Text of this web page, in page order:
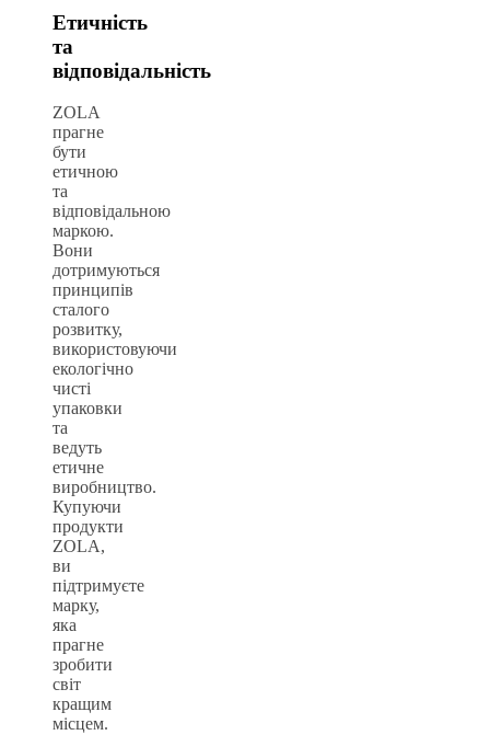
Етичність
та
відповідальність
ZOLA
прагне
бути
етичною
та
відповідальною
маркою.
Вони
дотримуються
принципів
сталого
розвитку,
використовуючи
екологічно
чисті
упаковки
та
ведуть
етичне
виробництво.
Купуючи
продукти
ZOLA,
ви
підтримуєте
марку,
яка
прагне
зробити
світ
кращим
місцем.